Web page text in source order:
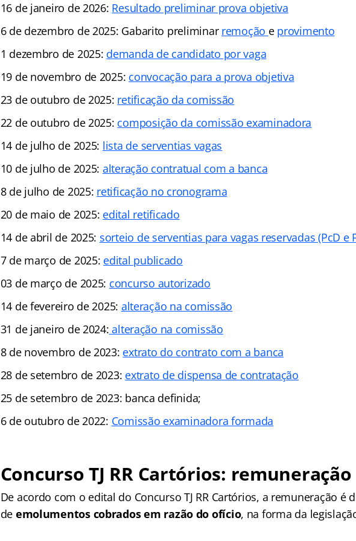
16 de janeiro de 2026: Resultado preliminar prova objetiva
6 de dezembro de 2025: Gabarito preliminar remoção e provimento
1 dezembro de 2025: demanda de candidato por vaga
19 de novembro de 2025: convocação para a prova objetiva
23 de outubro de 2025: retificação da comissão
22 de outubro de 2025: composição da comissão examinadora
14 de julho de 2025: lista de serventias vagas
10 de julho de 2025: alteração contratual com a banca
8 de julho de 2025: retificação no cronograma
20 de maio de 2025: edital retificado
14 de abril de 2025: sorteio de serventias para vagas reservadas (PcD e
7 de março de 2025: edital publicado
03 de março de 2025: concurso autorizado
14 de fevereiro de 2025: alteração na comissão
31 de janeiro de 2024: alteração na comissão
8 de novembro de 2023: extrato do contrato com a banca
28 de setembro de 2023: extrato de dispensa de contratação
25 de setembro de 2023: banca definida;
6 de outubro de 2022: Comissão examinadora formada
Concurso TJ RR Cartórios: remuneração
De acordo com o edital do Concurso TJ RR Cartórios, a remuneração é
de emolumentos cobrados em razão do ofício, na forma da